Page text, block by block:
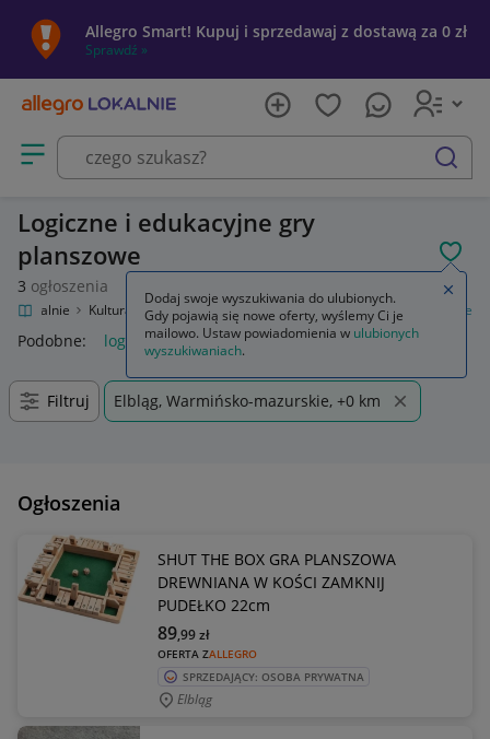
Allegro Smart! Kupuj i sprzedawaj z dostawą za 0 zł
Sprawdź »
Otwórz menu z kategoriami
szukaj
Logiczne i edukacyjne gry
planszowe
3 ogłoszenia
Lokalnie Kultura i rozrywka Gry Planszowe Logiczne i edukacyjne
Podobne: logiczne i edukacyjne
Filtruj Elbląg, Warmińsko-mazurskie, +0 km
Ogłoszenia
SHUT THE BOX GRA PLANSZOWA
DREWNIANA W KOŚCI ZAMKNIJ
PUDEŁKO 22cm
OFERTA ZALLEGRO
89,99zł
SPRZEDAJĄCY: OSOBA PRYWATNA
Elbląg
Dodaj swoje wyszukiwania do ulubionych.
Gdy pojawią się nowe oferty, wyślemy Ci je
mailowo. Ustaw powiadomienia w ulubionych
wyszukiwaniach.